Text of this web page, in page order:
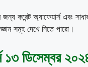
জন্য করেন্ট অ্যাফেয়ার্স এবং
সমূহ দেখে নিতে পারো।
১৩ ডিসেম্বর